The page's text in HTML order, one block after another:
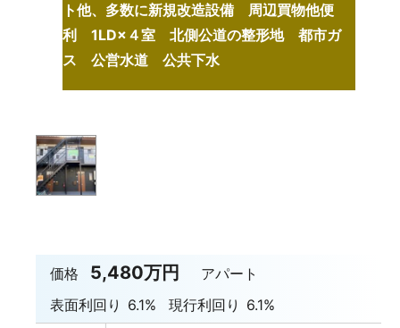
ト他、多数に新規改造設備 周辺買物他便
利 1LD×４室 北側公道の整形地 都市ガ
ス 公営水道 公共下水
価格 5,480万円
アパート
表面利回り 6.1% 現行利回り 6.1%